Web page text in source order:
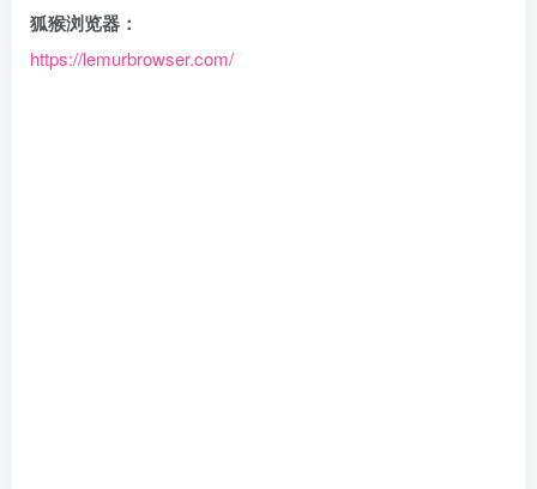
狐猴浏览器：
https://lemurbrowser.com/